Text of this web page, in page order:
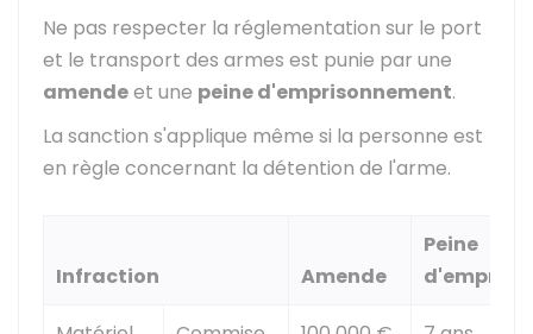
Ne pas respecter la réglementation sur le port
et le transport des armes est punie par une
amendeet une peine d'emprisonnement.
La sanction s'applique même si la personne est
en règle concernant la détention de l'arme.
Infraction Amende
Peine